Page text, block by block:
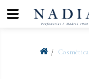
Cosmética